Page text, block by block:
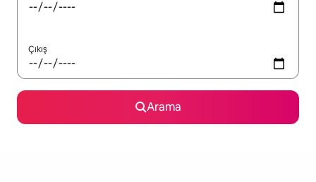
Çıkış
Arama